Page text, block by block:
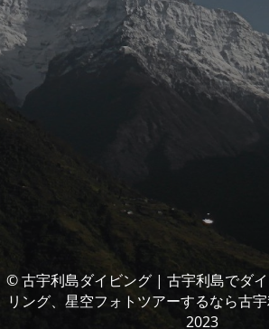
© 古宇利島ダイビング | 古宇利島でダ
リング、星空フォトツアーするなら古
2023